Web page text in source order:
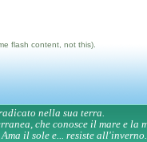
flash content, not this).
nella sua terra.
che conosce il mare e la
il sole e... resiste all'inverno.